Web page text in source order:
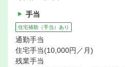
手当
住宅補助（手当）あり
通勤手当
住宅手当(10,000円／月)
残業手当